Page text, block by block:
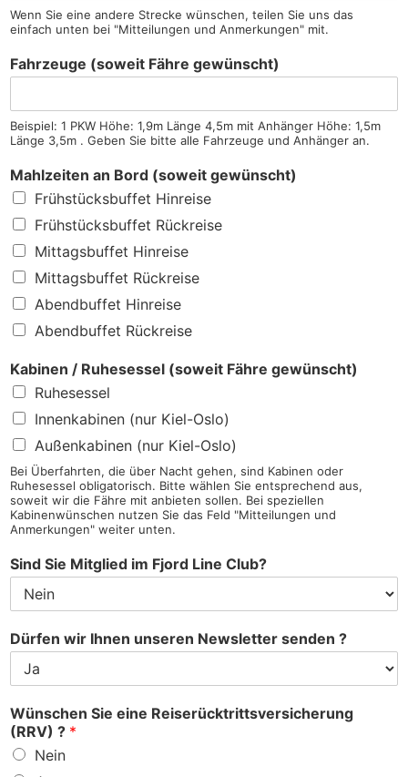
Wenn Sie eine andere Strecke wünschen, teilen Sie uns das
einfach unten bei "Mitteilungen und Anmerkungen" mit.
Fahrzeuge (soweit Fähre gewünscht)
Beispiel: 1 PKW Höhe: 1,9m Länge 4,5m mit Anhänger Höhe: 1,5m
Länge 3,5m . Geben Sie bitte alle Fahrzeuge und Anhänger an.
Mahlzeiten an Bord (soweit gewünscht)
Frühstücksbuffet Hinreise
Frühstücksbuffet Rückreise
Mittagsbuffet Hinreise
Mittagsbuffet Rückreise
Abendbuffet Hinreise
Abendbuffet Rückreise
Kabinen / Ruhesessel (soweit Fähre gewünscht)
Ruhesessel
Innenkabinen (nur Kiel-Oslo)
Außenkabinen (nur Kiel-Oslo)
Bei Überfahrten, die über Nacht gehen, sind Kabinen oder
Ruhesessel obligatorisch. Bitte wählen Sie entsprechend aus,
soweit wir die Fähre mit anbieten sollen. Bei speziellen
Kabinenwünschen nutzen Sie das Feld "Mitteilungen und
Anmerkungen" weiter unten.
Sind Sie Mitglied im Fjord Line Club?
Dürfen wir Ihnen unseren Newsletter senden ?
Wünschen Sie eine Reiserücktrittsversicherung
(RRV) ? *
Nein